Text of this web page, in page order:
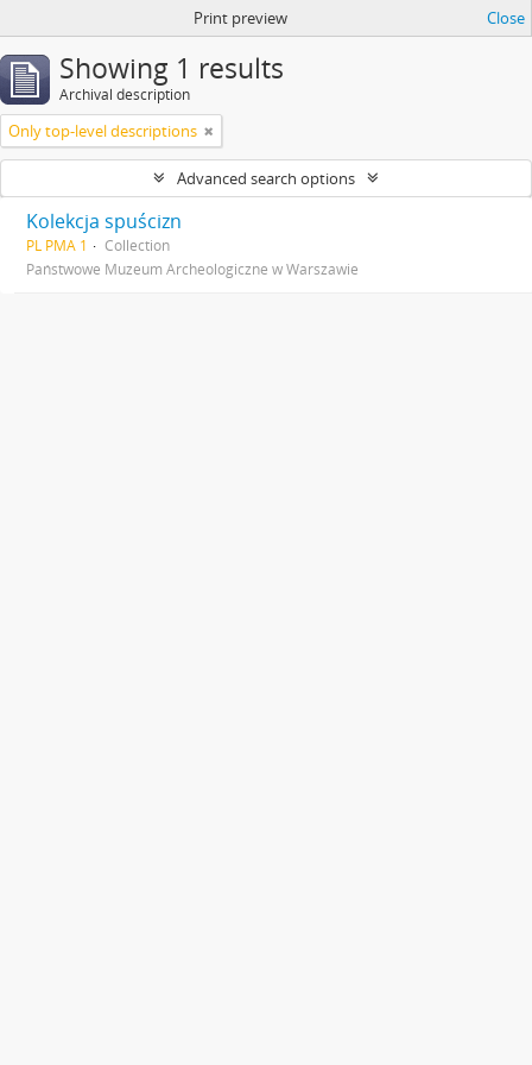
Print preview Close
Showing 1 results
Archival description
Only top-level descriptions
Advanced search options
Kolekcja spuścizn
PL PMA 1
Collection
Państwowe Muzeum Archeologiczne w Warszawie